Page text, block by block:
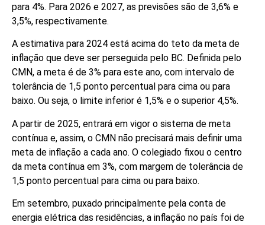
para 4%. Para 2026 e 2027, as previsões são de 3,6% e
3,5%, respectivamente.
A estimativa para 2024 está acima do teto da meta de
inflação que deve ser perseguida pelo BC. Definida pelo
CMN, a meta é de 3% para este ano, com intervalo de
tolerância de 1,5 ponto percentual para cima ou para
baixo. Ou seja, o limite inferior é 1,5% e o superior 4,5%.
A partir de 2025, entrará em vigor o sistema de meta
contínua e, assim, o CMN não precisará mais definir uma
meta de inflação a cada ano. O colegiado fixou o centro
da meta contínua em 3%, com margem de tolerância de
1,5 ponto percentual para cima ou para baixo.
Em setembro, puxado principalmente pela conta de
energia elétrica das residências, a inflação no país foi de